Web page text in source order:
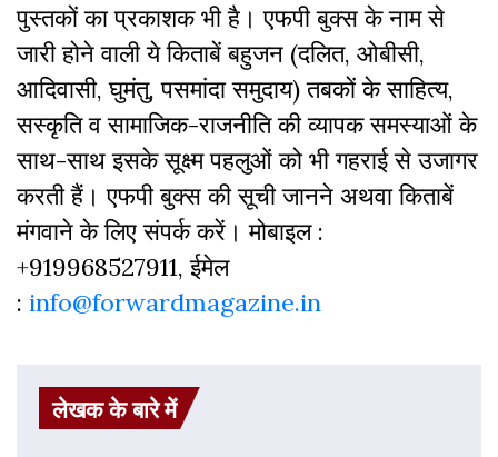
पुस्‍तकों का प्रकाशक भी है। एफपी बुक्‍स के नाम से
जारी होने वाली ये किताबें बहुजन (दलित, ओबीसी,
आदिवासी, घुमंतु, पसमांदा समुदाय) तबकों के साहित्‍य,
सस्‍क‍ृति व सामाजिक-राजनीति की व्‍यापक समस्‍याओं के
साथ-साथ इसके सूक्ष्म पहलुओं को भी गहराई से उजागर
करती हैं। एफपी बुक्‍स की सूची जानने अथवा किताबें
मंगवाने के लिए संपर्क करें। मोबाइल :
+919968527911, ईमेल
: info@forwardmagazine.in
लेखक के बारे में